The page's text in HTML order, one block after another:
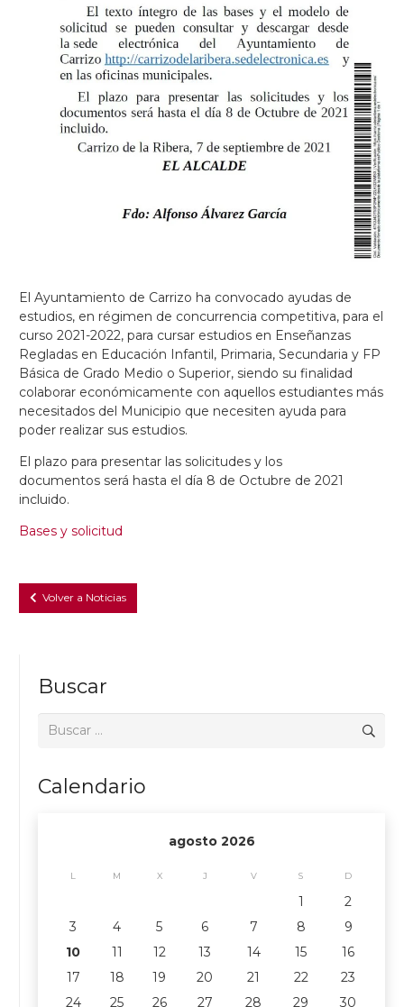
El Ayuntamiento de Carrizo ha convocado ayudas de
estudios, en régimen de concurrencia competitiva, para el
curso 2021-2022, para cursar estudios en Enseñanzas
Regladas en Educación Infantil, Primaria, Secundaria y FP
Básica de Grado Medio o Superior, siendo su finalidad
colaborar económicamente con aquellos estudiantes más
necesitados del Municipio que necesiten ayuda para
poder realizar sus estudios.
El plazo para presentar las solicitudes y los
documentos será hasta el día 8 de Octubre de 2021
incluido.
Bases y solicitud
Volver a Noticias
Buscar
Buscar:
Calendario
agosto 2026
L M X J V S D
1
2
3
4 5 6 7 8
9
10
11 12 13 14 15
16
17
18 19 20 21 22
23
24
25 26 27 28 29 30